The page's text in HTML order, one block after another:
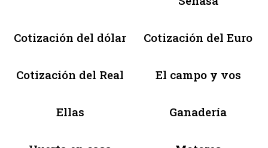
Cotización del dólar Cotización del Euro
Cotización del Real El campo y vos
Ellas Ganadería